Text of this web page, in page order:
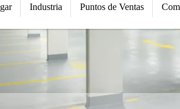
Industria Puntos de Ventas